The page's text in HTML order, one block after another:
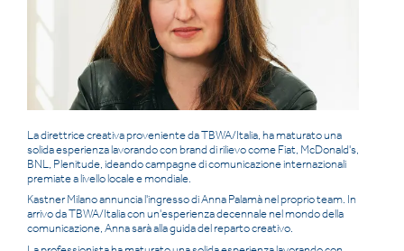
ENGLISH
La direttrice creativa proveniente da TBWA/Italia, ha maturato una
solida esperienza lavorando con brand di rilievo come Fiat, McDonald's,
BNL, Plenitude, ideando campagne di comunicazione internazionali
premiate a livello locale e mondiale.
Kastner Milano annuncia l'ingresso di Anna Palamà nel proprio team. In
arrivo da TBWA/Italia con un'esperienza decennale nel mondo della
comunicazione, Anna sarà alla guida del reparto creativo.